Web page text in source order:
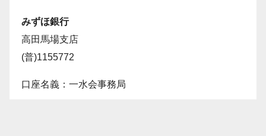
みずほ銀行
高田馬場支店
(普)1155772
口座名義：一水会事務局